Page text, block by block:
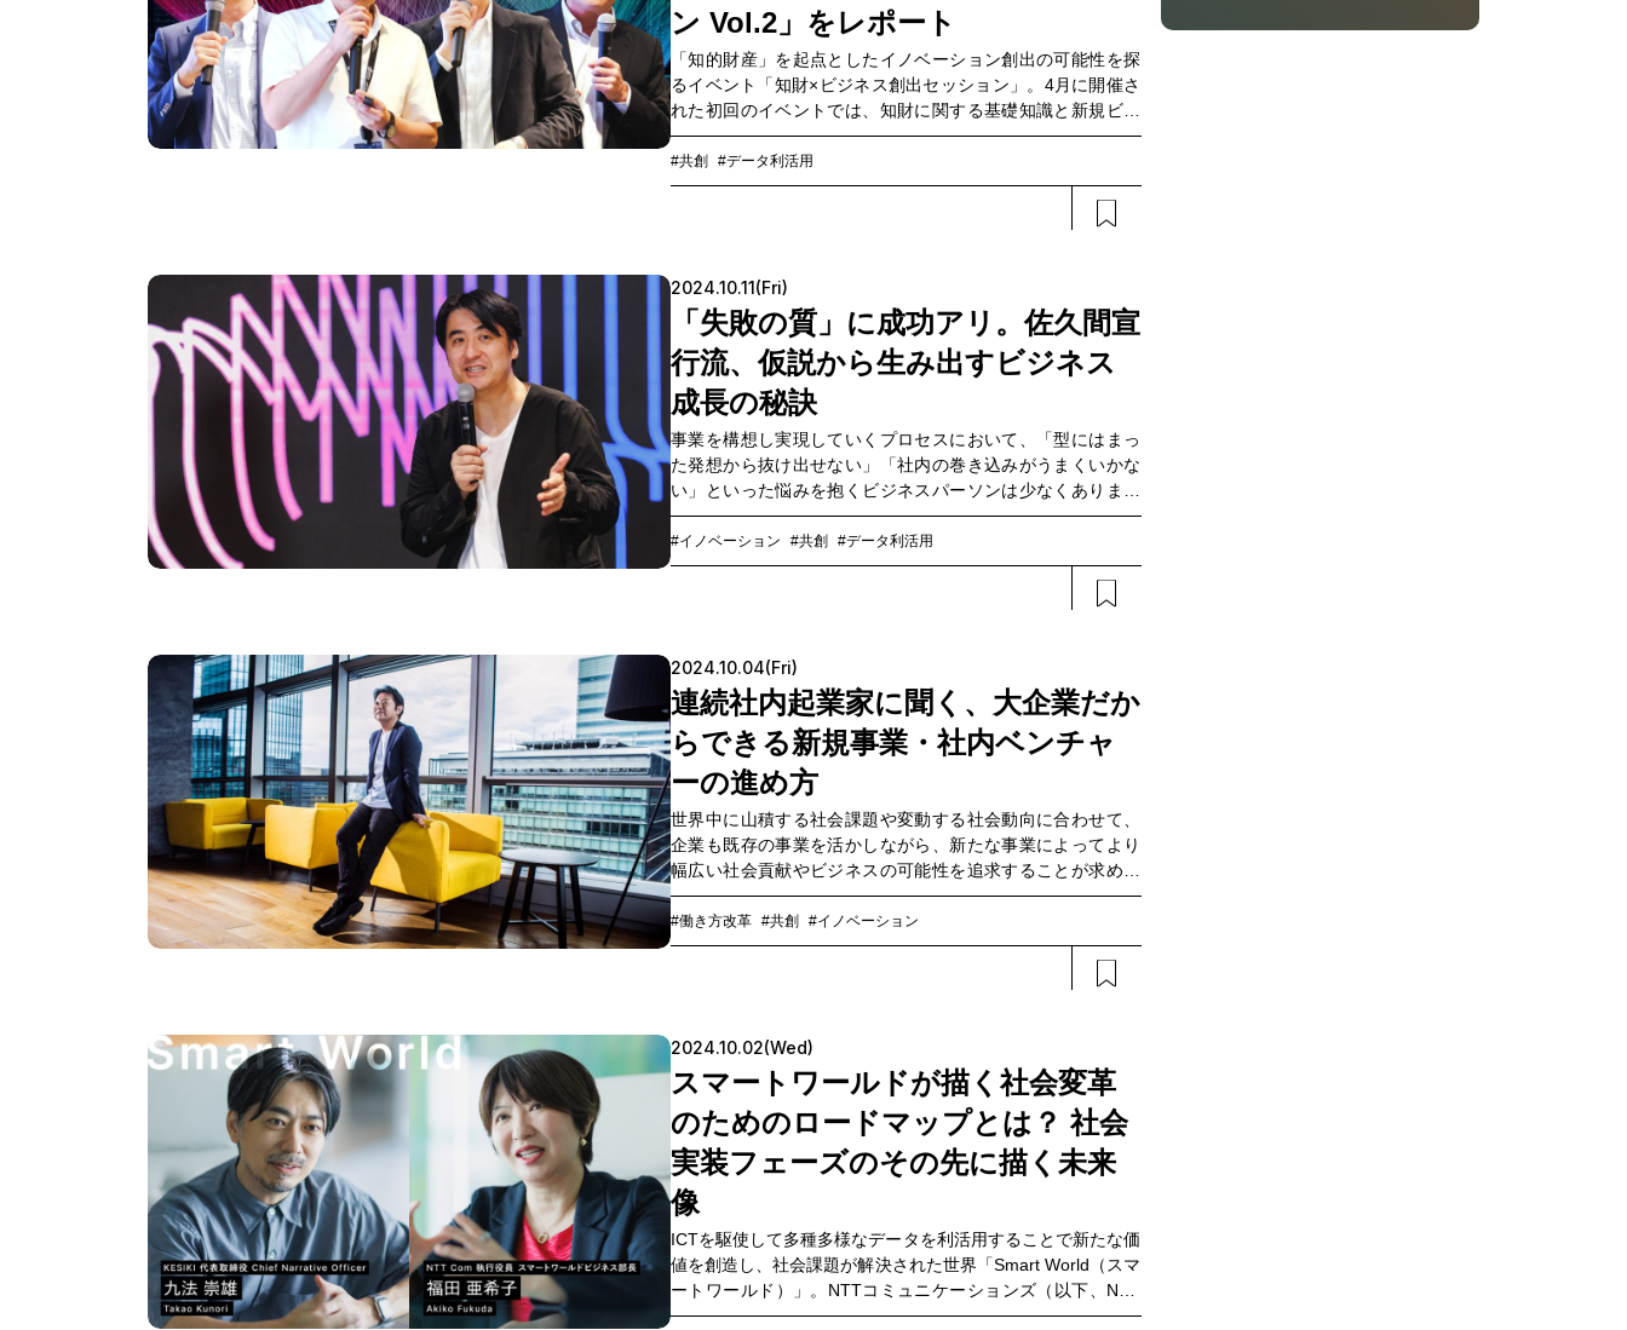
ン Vol.2」をレポート
「知的財産」を起点としたイノベーション創出の可能性を探
るイベント「知財×ビジネス創出セッション」。4月に開催さ
れた初回のイベントでは、知財に関する基礎知識と新規ビジ
ネス創出における知財の可能性に関する講演とワークショッ
プを行いました。第2回となる今回は、知財を活用したビジネ
ス創出のチャレンジをしている企業から具体的な事例を紹介
下、NTT Com）にて知財戦略を担当するOPEN HUB Chief
Catalystの松岡和も交えて、共創促進のツールとしての知財に
ついてそれぞれの視点から語っていただきました。本記事で
は、この「知財×ビジネス創出セッション Vol.2」の様子をダ
イジェストレポート。知財を使ったビジネスの最前線に迫り
ます。
#共創 #データ利活用
2024.10.11(Fri)
「失敗の質」に成功アリ。佐久間宣
行流、仮説から生み出すビジネス
成長の秘訣
事業を構想し実現していくプロセスにおいて、「型にはまっ
た発想から抜け出せない」「社内の巻き込みがうまくいかな
い」といった悩みを抱くビジネスパーソンは少なくありませ
ん。今回、そんな悩みにテレビプロデューサーの佐久間宣行
氏が答えるイベント「アイデアを生み出し、形にしていくこ
ととは」が、2024年9月4日にOPEN HUB Parkで開催されま
ロストークを通じて、佐久間氏が参加者から寄せられた質問
に回答。本イベントの様子をレポートするとともに、本記事
の最後で当日のアーカイブ動画と、次回イベント「『価値創
造』のこれから データ×感性＝『価値創造』の答え合わせ」
の詳細をご案内します。
#イノベーション #共創 #データ利活用
2024.10.04(Fri)
連続社内起業家に聞く、大企業だか
らできる新規事業・社内ベンチャ
ーの進め方
世界中に山積する社会課題や変動する社会動向に合わせて、
企業も既存の事業を活かしながら、新たな事業によってより
幅広い社会貢献やビジネスの可能性を追求することが求めら
れています。一方、大企業が新たな事業へ挑む時、自らの所
属する組織や事業の大きさに起因する障壁が存在するのも事
実です。この壁を乗り越えて、国内最大級の電子コミック・
社会を創るNTT PARAVITAの3社の社内ベンチャーを連続して
立ち上げたNTT西日本の猪原祥博に、大企業で挑む新規事業
のポイントを聞きました。
#働き方改革 #共創 #イノベーション
2024.10.02(Wed)
スマートワールドが描く社会変革
のためのロードマップとは？ 社会
実装フェーズのその先に描く未来
像
ICTを駆使して多種多様なデータを利活用することで新たな価
値を創造し、社会課題が解決された世界「Smart World（スマ
ートワールド）」。NTTコミュニケーションズ（以下、NTT
Com）は、2021年7月からスマートワールドビジネス部（以